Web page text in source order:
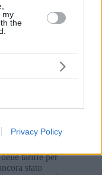
my
the
Privacy Policy
cicli di sviluppo
circa l’11%
tariffe per
stato